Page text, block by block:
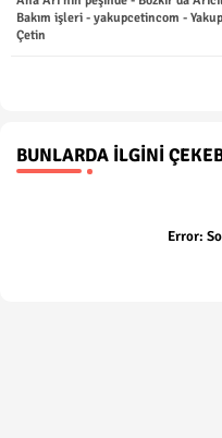
ter
Bakım işleri - yakupcetincom - Yakup
Çetin
BUNLARDA İLGINI
Error: